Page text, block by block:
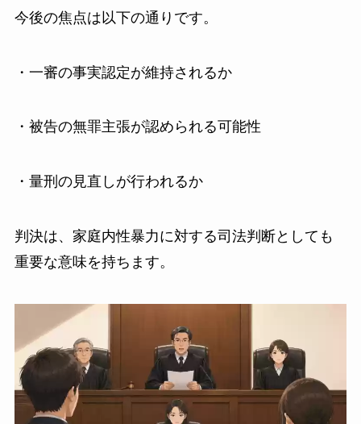
今後の焦点は以下の通りです。
・一審の事実認定が維持されるか
・被告の無罪主張が認められる可能性
・量刑の見直しが行われるか
判決は、家庭内性暴力に対する司法判断としても
重要な意味を持ちます。